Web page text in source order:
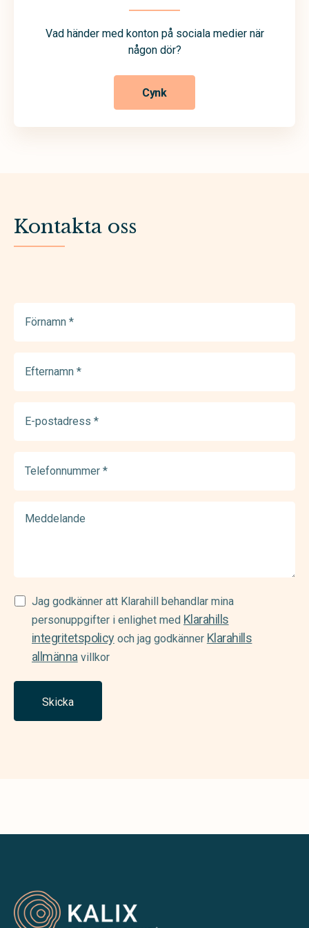
Vad händer med konton på sociala medier när
någon dör?
Cynk
Kontakta oss
(Required)
(Required)
postadress
(Required)
Samtycke
(Required)
Jag godkänner att Klarahill behandlar mina
personuppgifter i enlighet med Klarahills
integritetspolicyoch jag godkänner Klarahills
allmännavillkor
Skicka